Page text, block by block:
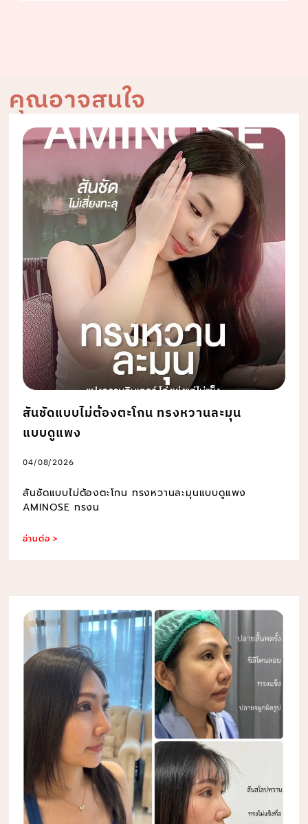
คุณอาจสนใจ
สันชัดแบบไม่ต้องตะโกน ทรงหวานละมุน
แบบดูแพง
04/08/2026
สันชัดแบบไม่ต้องตะโกน ทรงหวานละมุนแบบดูแพง
AMINOSE ทรงน
อ่านต่อ >